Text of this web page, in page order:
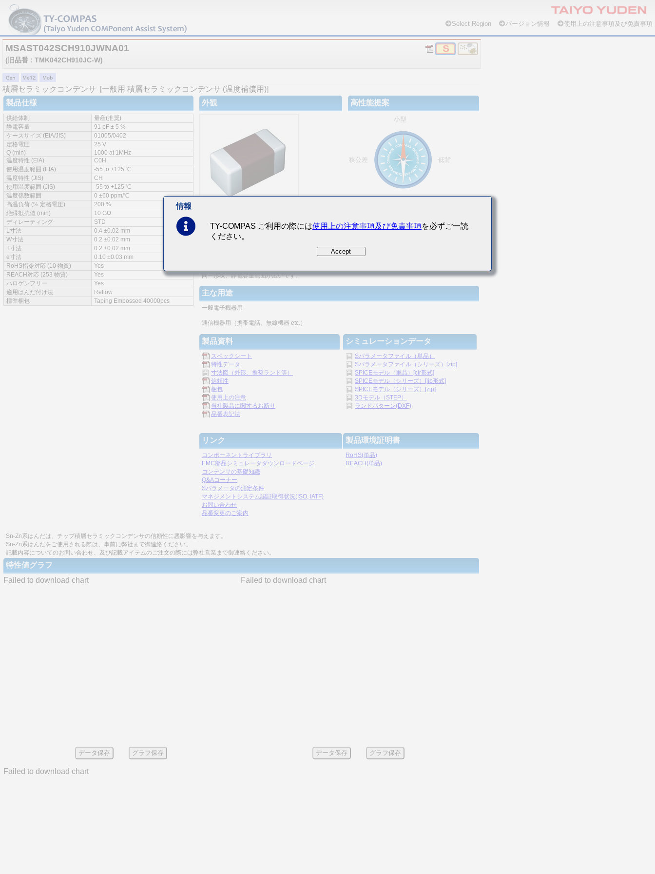
Select Region バージョン情報 使用上の注意事項及び免責事項
MSAST042SCH910JWNA01
(旧品番 : TMK042CH910JC-W)
積層セラミックコンデンサ
[一般用 積層セラミックコンデンサ (温度補償用)]
製品仕様
供給体制
量産(推奨)
静電容量
91 pF ± 5 %
ケースサイズ (EIA/JIS)
01005/0402
定格電圧
25 V
Q (min)
1000 at 1MHz
温度特性 (EIA)
C0H
使用温度範囲 (EIA)
-55 to +125 ℃
温度特性 (JIS)
CH
使用温度範囲 (JIS)
-55 to +125 ℃
温度係数範囲
0 ±60 ppm/℃
高温負荷 (% 定格電圧)
200 %
絶縁抵抗値 (min)
10 GΩ
ディレーティング
STD
L寸法
0.4 ±0.02 mm
W寸法
0.2 ±0.02 mm
T寸法
0.2 ±0.02 mm
e寸法
0.10 ±0.03 mm
RoHS指令対応 (10 物質)
Yes
REACH対応 (253 物質)
Yes
ハロゲンフリー
Yes
適用はんだ付け法
Reflow
標準梱包
Taping Embossed 40000pcs
外観 高性能提案
小型
狭公差 低背
特徴
同一形状、静電容量範囲が広いです。
主な用途
一般電子機器用
通信機器用（携帯電話、無線機器 etc.）
製品資料
スペックシート
特性データ
寸法図（外形、推奨ランド等）
信頼性
梱包
使用上の注意
当社製品に関するお断り
品番表記法
シミュレーションデータ
Sパラメータファイル（単品）
Sパラメータファイル（シリーズ）[zip]
SPICEモデル（単品）[cir形式]
SPICEモデル（シリーズ）[lib形式]
SPICEモデル（シリーズ）[zip]
3Dモデル（STEP）
ランドパターン(DXF)
リンク
コンポーネントライブラリ
EMC部品シミュレータダウンロードページ
コンデンサの基礎知識
Q&Aコーナー
Sパラメータの測定条件
マネジメントシステム認証取得状況(ISO, IATF)
お問い合わせ
品番変更のご案内
製品環境証明書
RoHS(単品)
REACH(単品)
Sn-Zn系はんだは、チップ積層セラミックコンデンサの信頼性に悪影響を与えます。
Sn-Zn系はんだをご使用される際は、事前に弊社まで御連絡ください。
記載内容についてのお問い合わせ、及び記載アイテムのご注文の際には弊社営業まで御連絡ください。
特性値グラフ
Failed to download chart
データ保存 グラフ保存
Failed to download chart
データ保存 グラフ保存
Failed to download chart
情報
TY-COMPAS ご利用の際には使用上の注意事項及び免責事項を必ずご一読
ください。
Accept